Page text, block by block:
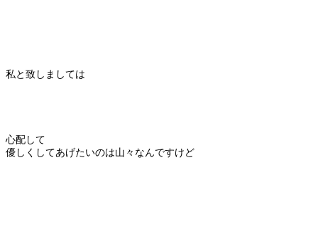
私と致しましては
心配して
優しくしてあげたいのは山々なんですけど